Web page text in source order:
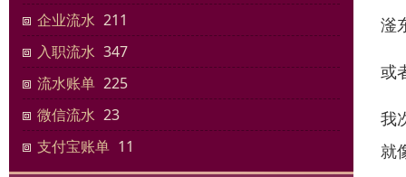
企业流水 211
入职流水 347
流水账单 225
微信流水 23
支付宝账单 11
滏
或
我
就